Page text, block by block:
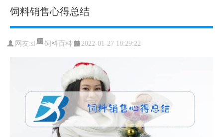
饲料销售心得总结
网友:sl 饲料百科 2022-01-27 18:29:22